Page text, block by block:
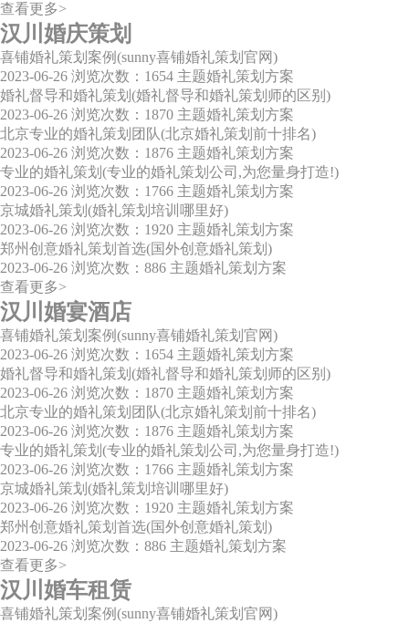
查看更多>
汉川婚庆策划
喜铺婚礼策划案例(sunny喜铺婚礼策划官网)
2023-06-26 浏览次数：1654 主题婚礼策划方案
婚礼督导和婚礼策划(婚礼督导和婚礼策划师的区别)
2023-06-26 浏览次数：1870 主题婚礼策划方案
北京专业的婚礼策划团队(北京婚礼策划前十排名)
2023-06-26 浏览次数：1876 主题婚礼策划方案
专业的婚礼策划(专业的婚礼策划公司,为您量身打造!)
2023-06-26 浏览次数：1766 主题婚礼策划方案
京城婚礼策划(婚礼策划培训哪里好)
2023-06-26 浏览次数：1920 主题婚礼策划方案
郑州创意婚礼策划首选(国外创意婚礼策划)
2023-06-26 浏览次数：886 主题婚礼策划方案
查看更多>
汉川婚宴酒店
喜铺婚礼策划案例(sunny喜铺婚礼策划官网)
2023-06-26 浏览次数：1654 主题婚礼策划方案
婚礼督导和婚礼策划(婚礼督导和婚礼策划师的区别)
2023-06-26 浏览次数：1870 主题婚礼策划方案
北京专业的婚礼策划团队(北京婚礼策划前十排名)
2023-06-26 浏览次数：1876 主题婚礼策划方案
专业的婚礼策划(专业的婚礼策划公司,为您量身打造!)
2023-06-26 浏览次数：1766 主题婚礼策划方案
京城婚礼策划(婚礼策划培训哪里好)
2023-06-26 浏览次数：1920 主题婚礼策划方案
郑州创意婚礼策划首选(国外创意婚礼策划)
2023-06-26 浏览次数：886 主题婚礼策划方案
查看更多>
汉川婚车租赁
喜铺婚礼策划案例(sunny喜铺婚礼策划官网)